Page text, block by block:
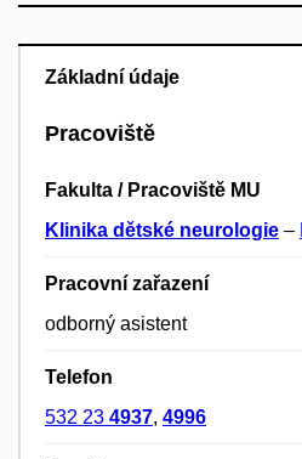
Základní údaje
Pracoviště
Fakulta / Pracoviště MU
Klinika dětské neurologie –
Pracovní zařazení
odborný asistent
Telefon
532 23 4937, 4996